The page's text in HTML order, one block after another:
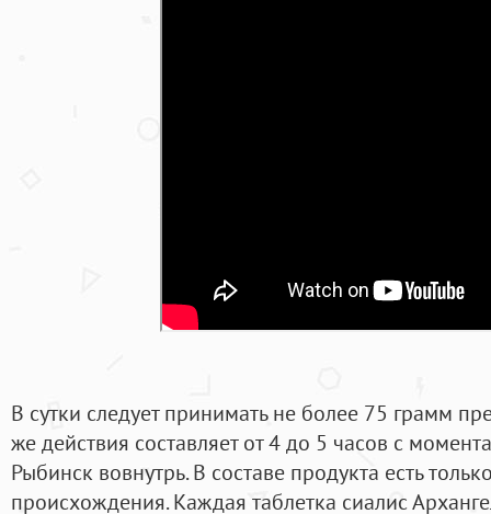
В сутки следует принимать не более 75 грамм
же действия составляет от 4 до 5 часов с
Рыбинск вовнутрь. В составе продукта есть
происхождения. Каждая таблетка сиалис